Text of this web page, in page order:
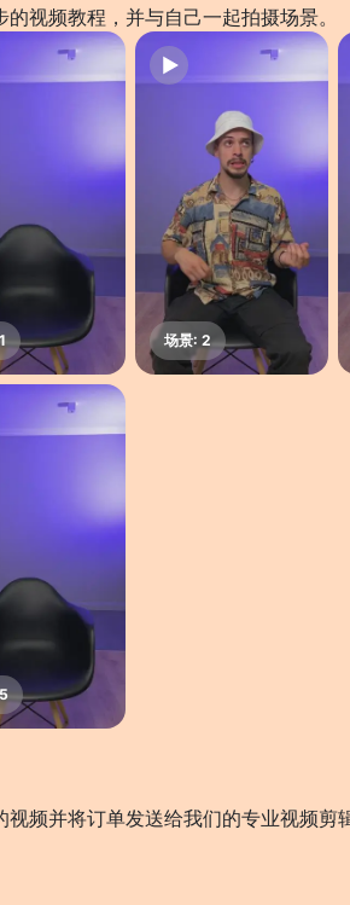
的视频教程，并与自己一起拍摄场景。
视频并将订单发送给我们的专业视频剪